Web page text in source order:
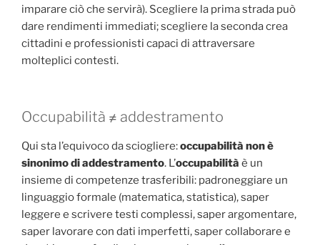
imparare ciò che servirà). Scegliere la prima strada può
dare rendimenti immediati; scegliere la seconda crea
cittadini e professionisti capaci di attraversare
molteplici contesti.
Occupabilità ≠ addestramento
Qui sta l’equivoco da sciogliere:occupabilità non è
sinonimo di addestramento. L’occupabilità è un
insieme di competenze trasferibili: padroneggiare un
linguaggio formale (matematica, statistica), saper
leggere e scrivere testi complessi, saper argomentare,
saper lavorare con dati imperfetti, saper collaborare e